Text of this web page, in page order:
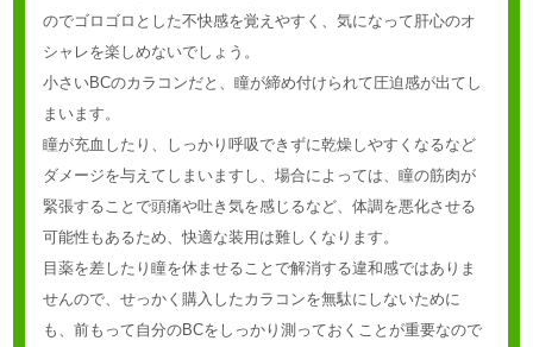
のでゴロゴロとした不快感を覚えやすく、気になって肝心のオ
シャレを楽しめないでしょう。
小さいBCのカラコンだと、瞳が締め付けられて圧迫感が出てし
まいます。
瞳が充血したり、しっかり呼吸できずに乾燥しやすくなるなど
ダメージを与えてしまいますし、場合によっては、瞳の筋肉が
緊張することで頭痛や吐き気を感じるなど、体調を悪化させる
可能性もあるため、快適な装用は難しくなります。
目薬を差したり瞳を休ませることで解消する違和感ではありま
せんので、せっかく購入したカラコンを無駄にしないために
も、前もって自分のBCをしっかり測っておくことが重要なので